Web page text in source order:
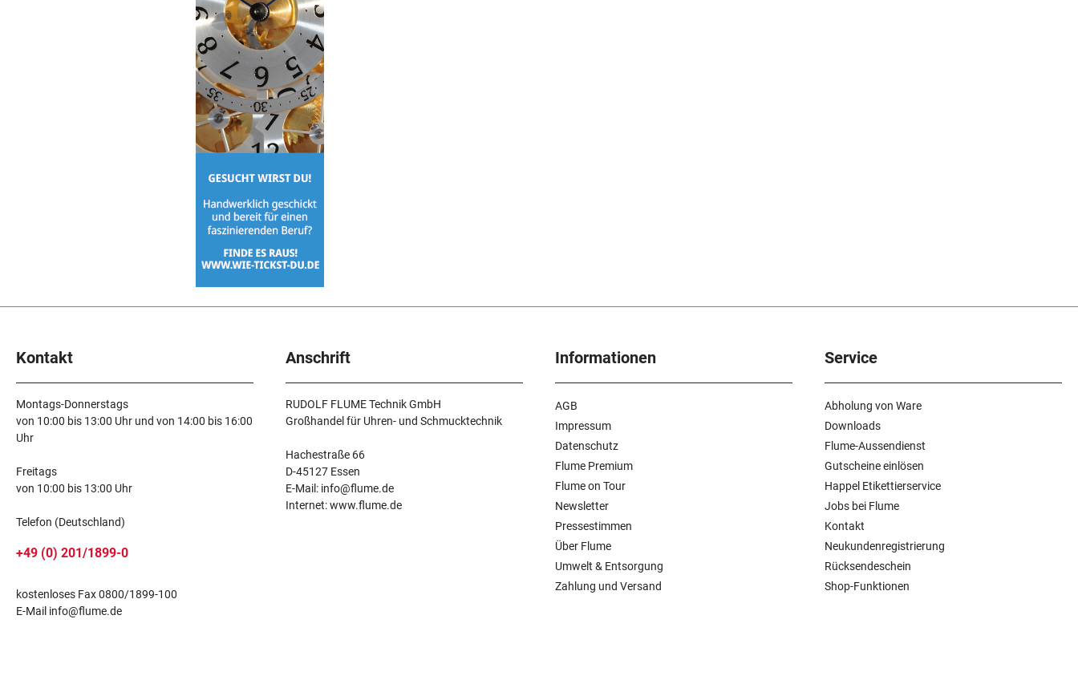
Kontakt
Montags-Donnerstags
von 10:00 bis 13:00 Uhr und von 14:00 bis 16:00
Uhr
Freitags
von 10:00 bis 13:00 Uhr
Telefon (Deutschland)
+49 (0) 201/1899-0
kostenloses Fax 0800/1899-100
E-Mail info@flume.de
Anschrift
RUDOLF FLUME Technik GmbH
Großhandel für Uhren- und Schmucktechnik
Hachestraße 66
D-45127 Essen
E-Mail: info@flume.de
Internet: www.flume.de
Informationen
AGB
Impressum
Datenschutz
Flume Premium
Flume on Tour
Newsletter
Pressestimmen
Über Flume
Umwelt & Entsorgung
Zahlung und Versand
Service
Abholung von Ware
Downloads
Flume-Aussendienst
Gutscheine einlösen
Happel Etikettierservice
Jobs bei Flume
Kontakt
Neukundenregistrierung
Rücksendeschein
Shop-Funktionen